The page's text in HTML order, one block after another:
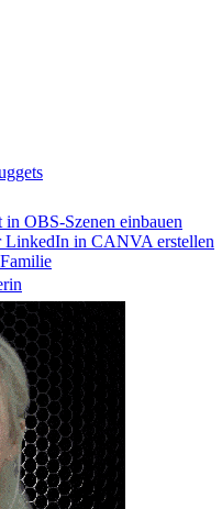
OBS-Szenen einbauen
in CANVA erstellen